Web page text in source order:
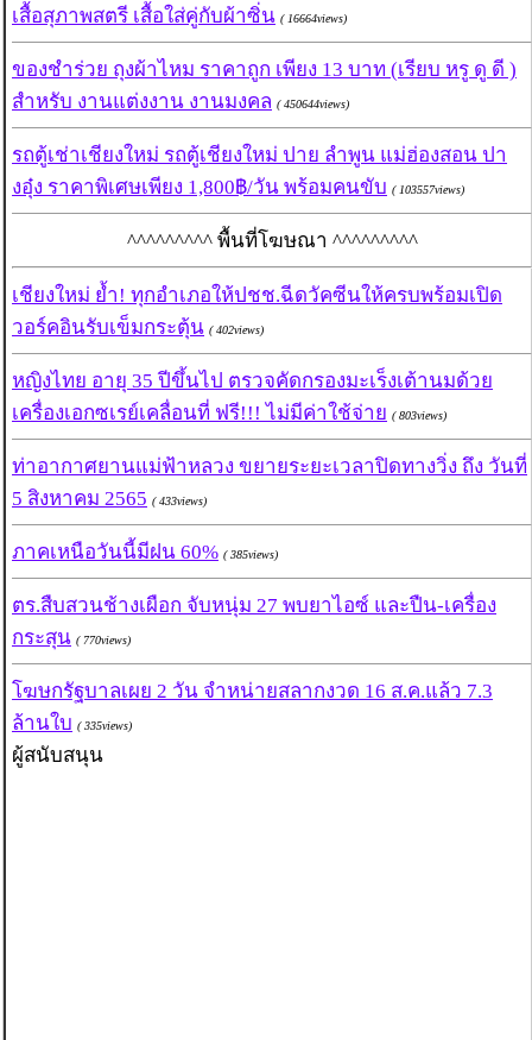
เสื้อสุภาพสตรี เสื้อใส่คู่กับผ้าซิ่น ( 16664views)
ของชำร่วย ถุงผ้าไหม ราคาถูก เพียง 13 บาท (เรียบ หรู ดู ดี )
สำหรับ งานแต่งงาน งานมงคล ( 450644views)
รถตู้เช่าเชียงใหม่ รถตู้เชียงใหม่ ปาย ลำพูน แม่ฮ่องสอน ปา
งอุ๋ง ราคาพิเศษเพียง 1,800฿/วัน พร้อมคนขับ ( 103557views)
^^^^^^^^^ พื้นที่โฆษณา ^^^^^^^^^
เชียงใหม่ ย้ำ! ทุกอำเภอให้ปชช.ฉีดวัคซีนให้ครบพร้อมเปิด
วอร์คอินรับเข็มกระตุ้น ( 402views)
หญิงไทย อายุ 35 ปีขึ้นไป ตรวจคัดกรองมะเร็งเต้านมด้วย
เครื่องเอกซเรย์เคลื่อนที่ ฟรี!!! ไม่มีค่าใช้จ่าย ( 803views)
ท่าอากาศยานแม่ฟ้าหลวง ขยายระยะเวลาปิดทางวิ่ง ถึง วันที่
5 สิงหาคม 2565 ( 433views)
ภาคเหนือวันนี้มีฝน 60% ( 385views)
ตร.สืบสวนช้างเผือก จับหนุ่ม 27 พบยาไอซ์ และปืน-เครื่อง
กระสุน ( 770views)
โฆษกรัฐบาลเผย 2 วัน จำหน่ายสลากงวด 16 ส.ค.แล้ว 7.3
ล้านใบ ( 335views)
ผู้สนับสนุน